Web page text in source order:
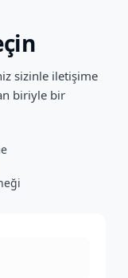
sizinle iletişime
biriyle bir